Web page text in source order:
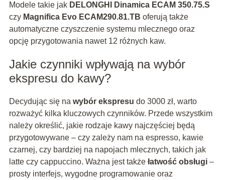
Modele takie jak DELONGHI Dinamica ECAM 350.75.S
czy Magnifica Evo ECAM290.81.TB oferują także
automatyczne czyszczenie systemu mlecznego oraz
opcję przygotowania nawet 12 różnych kaw.
Jakie czynniki wpływają na wybór
ekspresu do kawy?
Decydując się na wybór ekspresu do 3000 zł, warto
rozważyć kilka kluczowych czynników. Przede wszystkim
należy określić, jakie rodzaje kawy najczęściej będą
przygotowywane – czy zależy nam na espresso, kawie
czarnej, czy bardziej na napojach mlecznych, takich jak
latte czy cappuccino. Ważna jest także łatwość obsługi–
prosty interfejs, wygodne programowanie oraz